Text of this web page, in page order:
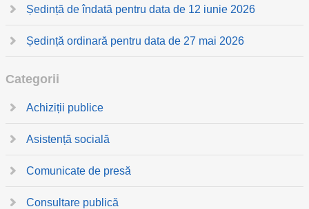
Ședință de îndată pentru data de 12 iunie 2026
Ședință ordinară pentru data de 27 mai 2026
Categorii
Achiziții publice
Asistență socială
Comunicate de presă
Consultare publică